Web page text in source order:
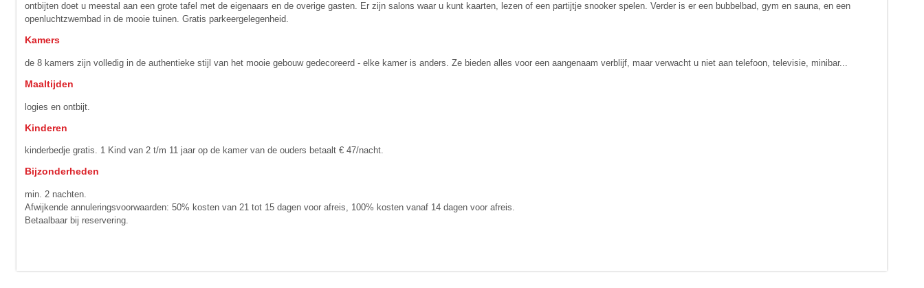
ontbijten doet u meestal aan een grote tafel met de eigenaars en de overige gasten. Er zijn salons waar u kunt kaarten, lezen of een partijtje snooker spelen. Verder is er een bubbelbad, gym en sauna, en een
openluchtzwembad in de mooie tuinen. Gratis parkeergelegenheid.
Kamers
de 8 kamers zijn volledig in de authentieke stijl van het mooie gebouw gedecoreerd - elke kamer is anders. Ze bieden alles voor een aangenaam verblijf, maar verwacht u niet aan telefoon, televisie, minibar...
Maaltijden
logies en ontbijt.
Kinderen
kinderbedje gratis. 1 Kind van 2 t/m 11 jaar op de kamer van de ouders betaalt € 47/nacht.
Bijzonderheden
min. 2 nachten.
Afwijkende annuleringsvoorwaarden: 50% kosten van 21 tot 15 dagen voor afreis, 100% kosten vanaf 14 dagen voor afreis.
Betaalbaar bij reservering.